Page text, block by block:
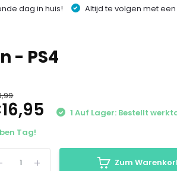
dag in huis!
Altijd te volgen met
- PS4
1 Auf Lager: Bestellt
Tag!
+ Zum